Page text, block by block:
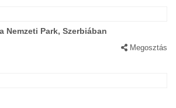
Nemzeti Park, Szerbiában
Megosztás